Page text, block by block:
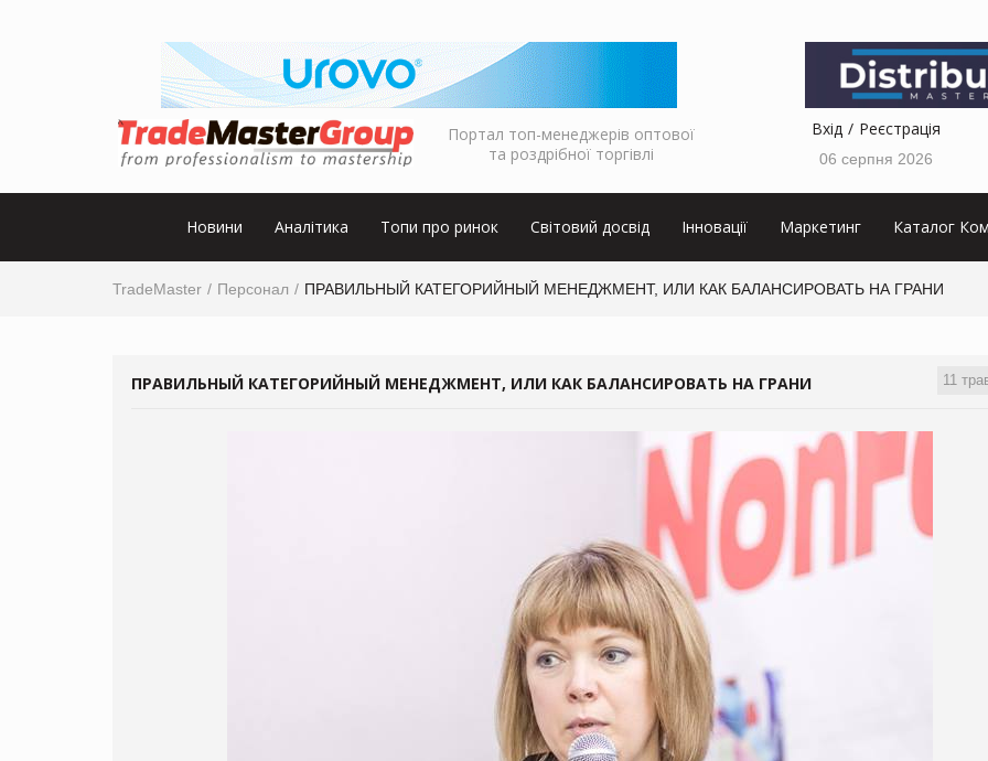
Портал топ-менеджерів оптової
та роздрібної торгівлі
Вхід Реєстрація
06 серпня 2026
Новини Аналітика Топи про ринок Світовий досвід Інновації Маркетинг Каталог
TradeMaster Персонал ПРАВИЛЬНЫЙ КАТЕГОРИЙНЫЙ МЕНЕДЖМЕНТ, ИЛИ КАК БАЛАНСИРОВАТЬ НА ГРАНИ
11
ПРАВИЛЬНЫЙ КАТЕГОРИЙНЫЙ МЕНЕДЖМЕНТ, ИЛИ КАК БАЛАНСИРОВАТЬ НА ГРАНИ